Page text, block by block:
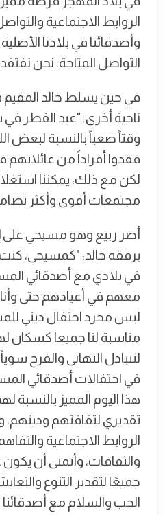
الروابط الاجتماعية
وأصدقائنا في بلادنا
التواصل المتاحة، نحن
في حين يسلط خالد
ناحية أخرى: "عيد الفطر في
وقتاً صعباً بالنسبة لبعض
فقدوا أفراداً من عائلاتهم
لكن مع ذلك، يمكننا
مجتمعات أقوى وأكثر
أصر ربيع وهو مسيحي على
برفقة خالد: "كمسيحي،
في بلادي مع أصدقائي
معهم في أعيادهم حتى وأنا
ليس مجرد احتفال ديني
مناسبة لنا جميعا كسكان
لنتبادل التهاني والفرح
في احتفالات أصدقائي
هذا اليوم المميز بالنسبة
تقديري لثقافتهم ودينهم،
الروابط الاجتماعية
والثقافات، وأتمنى أن
جميعًا لتقدير التنوع
الحب والسلام مع